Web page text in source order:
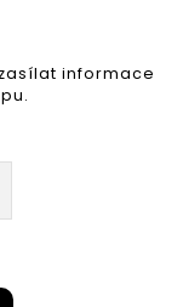
informace